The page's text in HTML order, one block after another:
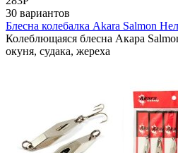
30 вариантов
Блесна колебалка Akara Salmon
Колеблющаяся блесна Акара
окуня, судака, жереха